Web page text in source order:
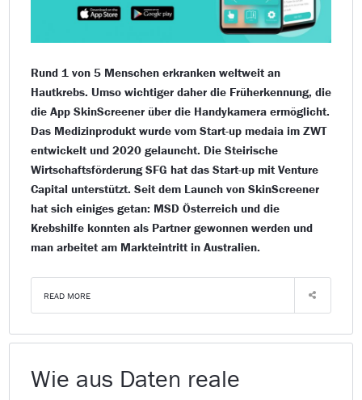
Rund 1 von 5 Menschen erkranken weltweit an
Hautkrebs. Umso wichtiger daher die Früherkennung, die
die App SkinScreener über die Handykamera ermöglicht.
Das Medizinprodukt wurde vom Start-up medaia im ZWT
entwickelt und 2020 gelauncht. Die Steirische
Wirtschaftsförderung SFG hat das Start-up mit Venture
Capital unterstützt. Seit dem Launch von SkinScreener
hat sich einiges getan: MSD Österreich und die
Krebshilfe konnten als Partner gewonnen werden und
man arbeitet am Markteintritt in Australien.
READ MORE
Wie aus Daten reale